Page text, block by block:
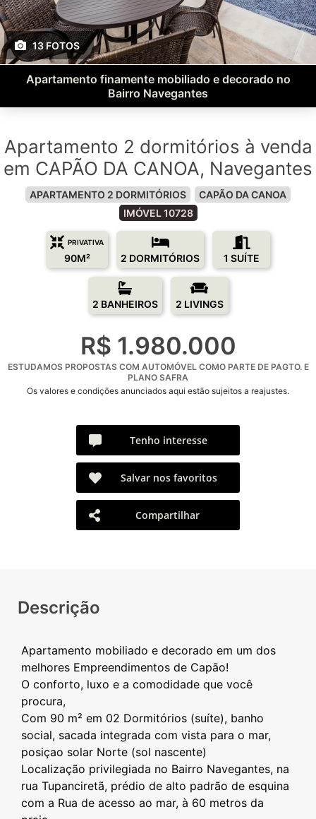
13 FOTOS
Apartamento finamente mobiliado e decorado no
Bairro Navegantes
Apartamento 2 dormitórios à venda
em CAPÃO DA CANOA, Navegantes
APARTAMENTO 2 DORMITÓRIOS
CAPÃO DA CANOA
IMÓVEL 10728
PRIVATIVA
90M² 2 DORMITÓRIOS 1 SUÍTE
2 BANHEIROS 2 LIVINGS
R$ 1.980.000
ESTUDAMOS PROPOSTAS COM AUTOMÓVEL COMO PARTE DE PAGTO. E
PLANO SAFRA
Os valores e condições anunciados aqui estão sujeitos a reajustes.
Tenho interesse
Salvar nos favoritos
Compartilhar
Descrição
Apartamento mobiliado e decorado em um dos
melhores Empreendimentos de Capão!
O conforto, luxo e a comodidade que você
procura,
Com 90 m² em 02 Dormitórios (suíte), banho
social, sacada integrada com vista para o mar,
posiçao solar Norte (sol nascente)
Localização privilegiada no Bairro Navegantes, na
rua Tupanciretã, prédio de alto padrão de esquina
com a Rua de acesso ao mar, à 60 metros da